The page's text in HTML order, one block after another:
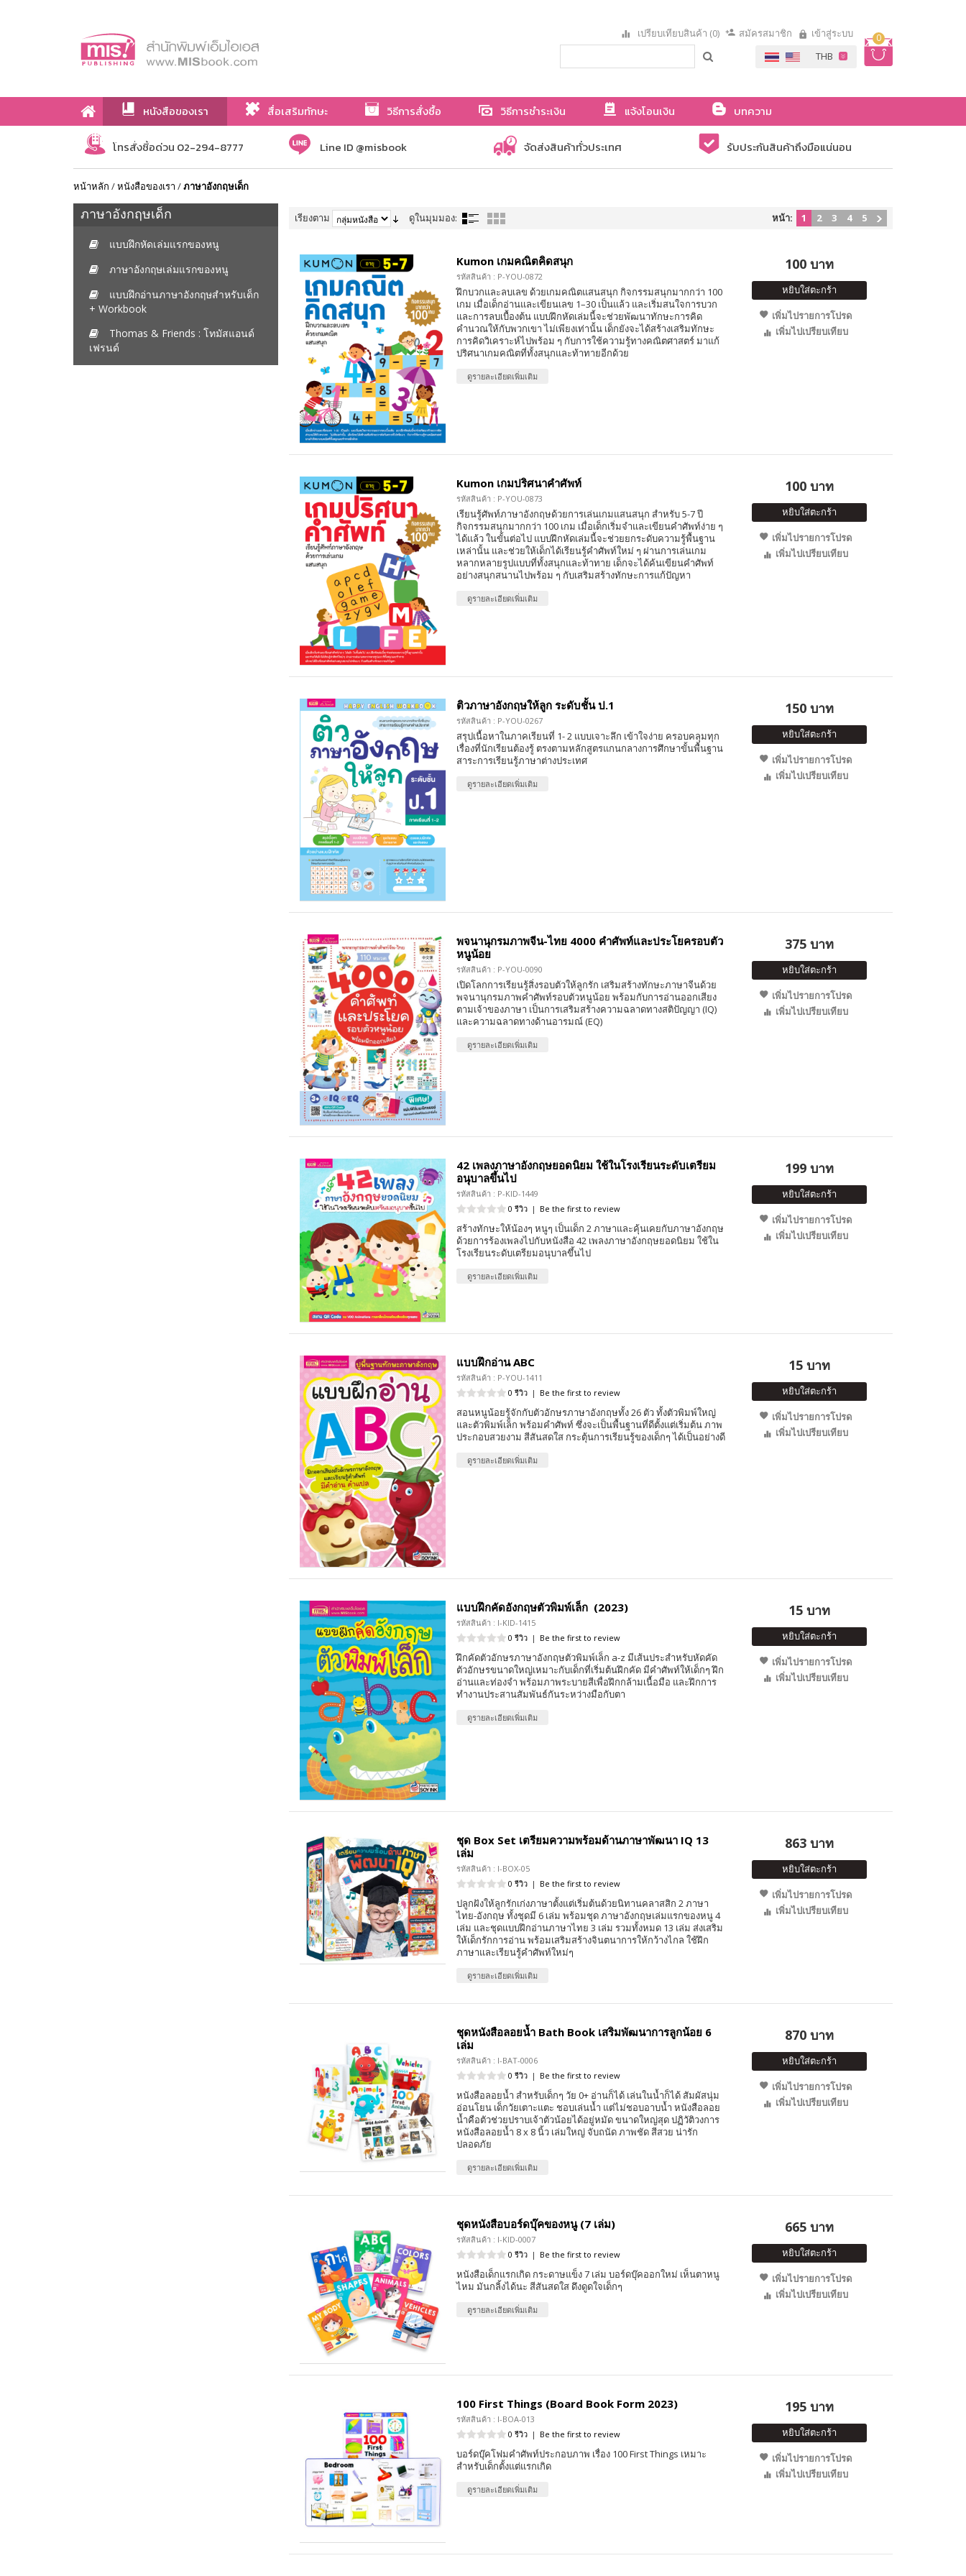
0
เปรียบเทียบสินค้า (0) สมัครสมาชิก เข้าสู่ระบบ
หนังสือของเรา สื่อเสริมทักษะ วิธีการสั่งซื้อ วิธีการชำระเงิน แจ้งโอนเงิน
บทความ
เกี่ยวกับเรา
โทรสั่งซื้อด่วน 02-294-8777 Line ID @misbook จัดส่งสินค้าทั่วประเทศ รับประกันสินค้าถึงมือแน่นอน
หน้าหลัก /หนังสือของเรา /ภาษาอังกฤษเด็ก
ภาษาอังกฤษเด็ก
แบบฝึกหัดเล่มแรกของหนู
ภาษาอังกฤษเล่มแรกของหนู
แบบฝึกอ่านภาษาอังกฤษสำหรับเด็ก
+ Workbook
Thomas & Friends : โทมัสแอนด์
เฟรนด์
เรียงตาม ดูในมุมมอง: หน้า: 1 2 3 4 5
Kumon เกมคณิตคิดสนุก
รหัสสินค้า : P-YOU-0872
ฝึกบวกและลบเลข ด้วยเกมคณิตแสนสนุก กิจกรรมสนุกมากกว่า 100
เกม เมื่อเด็กอ่านและเขียนเลข 1–30 เป็นแล้ว และเริ่มสนใจการบวก
และการลบเบื้องต้น แบบฝึกหัดเล่มนี้จะช่วยพัฒนาทักษะการคิด
คำนวณให้กับพวกเขา ไม่เพียงเท่านั้น เด็กยังจะได้สร้างเสริมทักษะ
การคิดวิเคราะห์ไปพร้อม ๆ กับการใช้ความรู้ทางคณิตศาสตร์ มาแก้
ปริศนาเกมคณิตที่ทั้งสนุกและท้าทายอีกด้วย
ดูรายละเอียดเพิ่มเติม
100 บาท
หยิบใส่ตะกร้า
เพิ่มไปรายการโปรด
เพิ่มไปเปรียบเทียบ
Kumon เกมปริศนาคำศัพท์
รหัสสินค้า : P-YOU-0873
เรียนรู้ศัพท์ภาษาอังกฤษด้วยการเล่นเกมแสนสนุก สำหรับ 5-7 ปี
กิจกรรมสนุกมากกว่า 100 เกม เมื่อเด็กเริ่มจำและเขียนคำศัพท์ง่าย ๆ
ได้แล้ว ในขั้นต่อไป แบบฝึกหัดเล่มนี้จะช่วยยกระดับความรู้พื้นฐาน
เหล่านั้น และช่วยให้เด็กได้เรียนรู้คำศัพท์ใหม่ ๆ ผ่านการเล่นเกม
หลากหลายรูปแบบที่ทั้งสนุกและท้าทาย เด็กจะได้ค้นเขียนคำศัพท์
อย่างสนุกสนานไปพร้อม ๆ กับเสริมสร้างทักษะการแก้ปัญหา
ดูรายละเอียดเพิ่มเติม
100 บาท
หยิบใส่ตะกร้า
เพิ่มไปรายการโปรด
เพิ่มไปเปรียบเทียบ
ติวภาษาอังกฤษให้ลูก ระดับชั้น ป.1
รหัสสินค้า : P-YOU-0267
สรุปเนื้อหาในภาคเรียนที่ 1- 2 แบบเจาะลึก เข้าใจง่าย ครอบคลุมทุก
เรื่องที่นักเรียนต้องรู้ ตรงตามหลักสูตรแกนกลางการศึกษาขั้นพื้นฐาน
สาระการเรียนรู้ภาษาต่างประเทศ
ดูรายละเอียดเพิ่มเติม
150 บาท
หยิบใส่ตะกร้า
เพิ่มไปรายการโปรด
เพิ่มไปเปรียบเทียบ
พจนานุกรมภาพจีน-ไทย 4000 คำศัพท์และประโยครอบตัว
หนูน้อย
รหัสสินค้า : P-YOU-0090
เปิดโลกการเรียนรู้สิ่งรอบตัวให้ลูกรัก เสริมสร้างทักษะภาษาจีนด้วย
พจนานุกรมภาพคำศัพท์รอบตัวหนูน้อย พร้อมกับการอ่านออกเสียง
ตามเจ้าของภาษา เป็นการเสริมสร้างความฉลาดทางสติปัญญา (IQ)
และความฉลาดทางด้านอารมณ์ (EQ)
ดูรายละเอียดเพิ่มเติม
375 บาท
หยิบใส่ตะกร้า
เพิ่มไปรายการโปรด
เพิ่มไปเปรียบเทียบ
42 เพลงภาษาอังกฤษยอดนิยม ใช้ในโรงเรียนระดับเตรียม
อนุบาลขึ้นไป
รหัสสินค้า : P-KID-1449
0 รีวิว | Be the first to review
สร้างทักษะให้น้องๆ หนูๆ เป็นเด็ก 2 ภาษาและคุ้นเคยกับภาษาอังกฤษ
ด้วยการร้องเพลงไปกับหนังสือ 42 เพลงภาษาอังกฤษยอดนิยม ใช้ใน
โรงเรียนระดับเตรียมอนุบาลขึ้นไป
ดูรายละเอียดเพิ่มเติม
199 บาท
หยิบใส่ตะกร้า
เพิ่มไปรายการโปรด
เพิ่มไปเปรียบเทียบ
แบบฝึกอ่าน ABC
รหัสสินค้า : P-YOU-1411
0 รีวิว | Be the first to review
สอนหนูน้อยรู้จักกับตัวอักษรภาษาอังกฤษทั้ง 26 ตัว ทั้งตัวพิมพ์ใหญ่
และตัวพิมพ์เล็ก พร้อมคำศัพท์ ซึ่งจะเป็นพื้นฐานที่ดีตั้งแต่เริ่มต้น ภาพ
ประกอบสวยงาม สีสันสดใส กระตุ้นการเรียนรู้ของเด็กๆ ได้เป็นอย่างดี
ดูรายละเอียดเพิ่มเติม
15 บาท
หยิบใส่ตะกร้า
เพิ่มไปรายการโปรด
เพิ่มไปเปรียบเทียบ
แบบฝึกคัดอังกฤษตัวพิมพ์เล็ก (2023)
รหัสสินค้า : I-KID-1415
0 รีวิว | Be the first to review
ฝึกคัดตัวอักษรภาษาอังกฤษตัวพิมพ์เล็ก a-z มีเส้นประสำหรับหัดคัด
ตัวอักษรขนาดใหญ่เหมาะกับเด็กที่เริ่มต้นฝึกคัด มีคำศัพท์ให้เด็กๆ ฝึก
อ่านและท่องจำ พร้อมภาพระบายสีเพื่อฝึกกล้ามเนื้อมือ และฝึกการ
ทำงานประสานสัมพันธ์กันระหว่างมือกับตา
ดูรายละเอียดเพิ่มเติม
15 บาท
หยิบใส่ตะกร้า
เพิ่มไปรายการโปรด
เพิ่มไปเปรียบเทียบ
ชุด Box Set เตรียมความพร้อมด้านภาษาพัฒนา IQ 13
เล่ม
รหัสสินค้า : I-BOX-05
0 รีวิว | Be the first to review
ปลูกฝังให้ลูกรักเก่งภาษาตั้งแต่เริ่มต้นด้วยนิทานคลาสสิก 2 ภาษา
ไทย-อังกฤษ ทั้งชุดมี 6 เล่ม พร้อมชุด ภาษาอังกฤษเล่มแรกของหนู 4
เล่ม และชุดแบบฝึกอ่านภาษาไทย 3 เล่ม รวมทั้งหมด 13 เล่ม ส่งเสริม
ให้เด็กรักการอ่าน พร้อมเสริมสร้างจินตนาการให้กว้างไกล ใช้ฝึก
ภาษาและเรียนรู้คำศัพท์ใหม่ๆ
ดูรายละเอียดเพิ่มเติม
863 บาท
หยิบใส่ตะกร้า
เพิ่มไปรายการโปรด
เพิ่มไปเปรียบเทียบ
ชุดหนังสือลอยน้ำ Bath Book เสริมพัฒนาการลูกน้อย 6
เล่ม
รหัสสินค้า : I-BAT-0006
0 รีวิว | Be the first to review
หนังสือลอยน้ำ สำหรับเด็กๆ วัย 0+ อ่านก็ได้ เล่นในน้ำก็ได้ สัมผัสนุ่ม
อ่อนโยน เด็กวัยเตาะแตะ ชอบเล่นน้ำ แต่ไม่ชอบอาบน้ำ หนังสือลอย
น้ำคือตัวช่วยปราบเจ้าตัวน้อยได้อยู่หมัด ขนาดใหญ่สุด ปฏิวัติวงการ
หนังสือลอยน้ำ 8 x 8 นิ้ว เล่มใหญ่ จับถนัด ภาพชัด สีสวย น่ารัก
ปลอดภัย
ดูรายละเอียดเพิ่มเติม
870 บาท
หยิบใส่ตะกร้า
เพิ่มไปรายการโปรด
เพิ่มไปเปรียบเทียบ
ชุดหนังสือบอร์ดบุ๊คของหนู (7 เล่ม)
รหัสสินค้า : I-KID-0007
0 รีวิว | Be the first to review
หนังสือเด็กแรกเกิด กระดาษแข็ง 7 เล่ม บอร์ดบุ๊คออกใหม่ เห็นตาหนู
ไหม มันกลิ้งได้นะ สีสันสดใส ดึงดูดใจเด็กๆ
ดูรายละเอียดเพิ่มเติม
665 บาท
หยิบใส่ตะกร้า
เพิ่มไปรายการโปรด
เพิ่มไปเปรียบเทียบ
100 First Things (Board Book Form 2023)
รหัสสินค้า : I-BOA-013
0 รีวิว | Be the first to review
บอร์ดบุ๊คโฟมคำศัพท์ประกอบภาพ เรื่อง 100 First Things เหมาะ
สำหรับเด็กตั้งแต่แรกเกิด
ดูรายละเอียดเพิ่มเติม
195 บาท
หยิบใส่ตะกร้า
เพิ่มไปรายการโปรด
เพิ่มไปเปรียบเทียบ